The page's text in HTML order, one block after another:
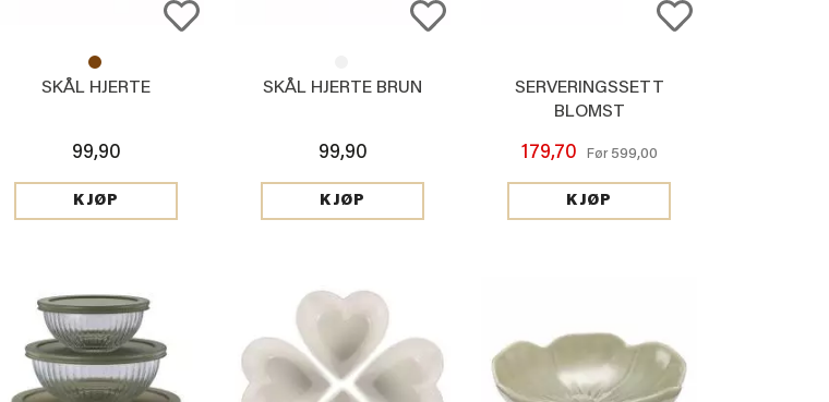
SKÅL HJERTE
99,90
KJØP
SKÅL HJERTE BRUN
99,90
KJØP
SERVERINGSSETT
BLOMST
179,70 Før 599,00
KJØP